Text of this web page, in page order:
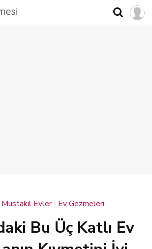
Müstakil Evler Ev Gezmeleri
Bu Üç Katlı Ev